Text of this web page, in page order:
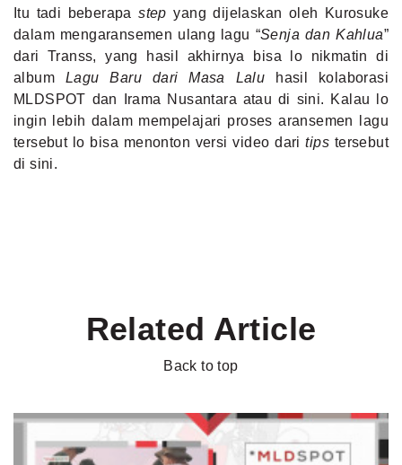
Itu tadi beberapastep yang dijelaskan oleh Kurosuke
dalam mengaransemen ulang lagu “Senja dan Kahlua”
dari Transs, yang hasil akhirnya bisa lo nikmatin di
album Lagu Baru dari Masa Lalu hasil kolaborasi
MLDSPOT dan Irama Nusantara atau di sini. Kalau lo
ingin lebih dalam mempelajari proses aransemen lagu
tersebut lo bisa menonton versi video daritips tersebut
disini.
Related Article
Back to top